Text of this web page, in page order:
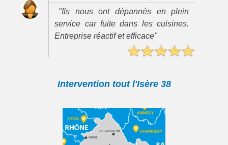
"Ils nous ont dépannés en plein
service car fuite dans les cuisines.
Entreprise réactif et efficace"
Intervention tout l'Isère 38